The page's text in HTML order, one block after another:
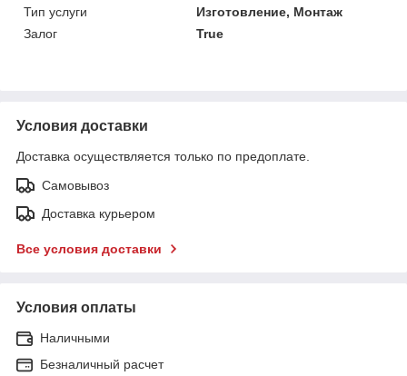
Тип услуги
Изготовление, Монтаж
Залог
True
Условия доставки
Доставка осуществляется только по предоплате.
Самовывоз
Доставка курьером
Все условия доставки
Условия оплаты
Наличными
Безналичный расчет